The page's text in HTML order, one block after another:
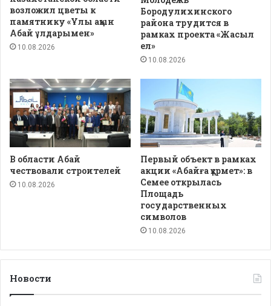
возложил цветы к
памятнику «Ұлы ақын
Абай ұлдарымен»
10.08.2026
Бородулихинского
района трудится в
рамках проекта «Жасыл
ел»
10.08.2026
В области Абай
чествовали строителей
10.08.2026
Первый объект в рамках
акции «Абайға құрмет»: в
Семее открылась
Площадь
государственных
символов
10.08.2026
Новости